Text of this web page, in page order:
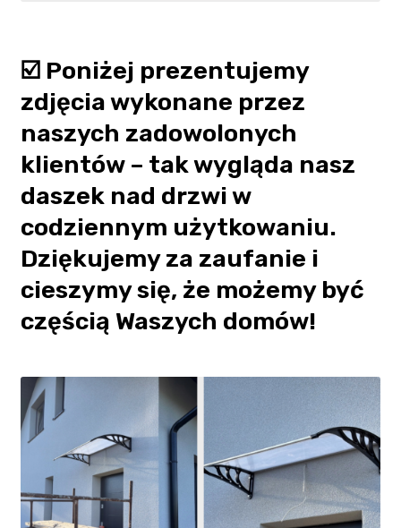
☑️ Poniżej prezentujemy
zdjęcia wykonane przez
naszych zadowolonych
klientów – tak wygląda nasz
daszek nad drzwi w
codziennym użytkowaniu.
Dziękujemy za zaufanie i
cieszymy się, że możemy być
częścią Waszych domów!